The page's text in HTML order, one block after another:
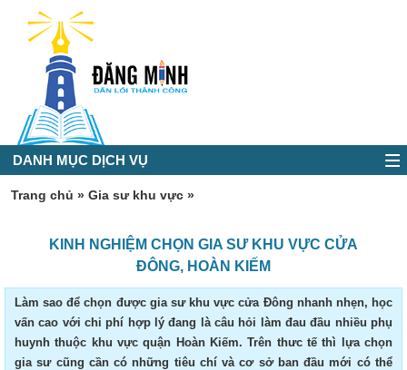
DANH MỤC DỊCH VỤ
Trang chủ » Gia sư khu vực »
KINH NGHIỆM CHỌN GIA SƯ KHU VỰC CỬA
ĐÔNG, HOÀN KIẾM
Làm sao để chọn được gia sư khu vực cửa Đông nhanh nhẹn, học
vấn cao với chi phí hợp lý đang là câu hỏi làm đau đầu nhiều phụ
huynh thuộc khu vực quận Hoàn Kiếm. Trên thưc tế thì lựa chọn
gia sư cũng cần có những tiêu chí và cơ sở ban đầu mới có thể